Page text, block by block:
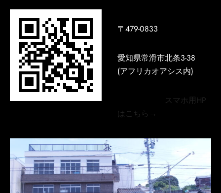
〒479-0833
愛知県常滑市北条3-38
(アフリカオアシス内)
スマホ用HP
はこちら→